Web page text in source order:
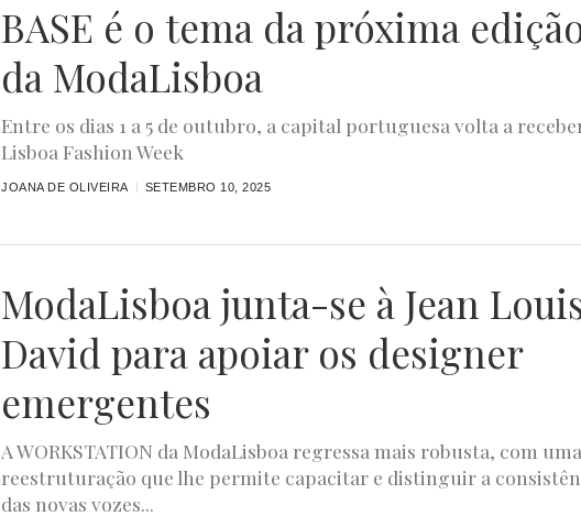
BASE é o tema da próxima
da ModaLisboa
Entre os dias 1 a 5 de outubro, a capital portuguesa volta a
Lisboa Fashion Week
JOANA DE OLIVEIRA SETEMBRO 10, 2025
ModaLisboa junta-se à Jean
David para apoiar os designer
emergentes
A WORKSTATION da ModaLisboa regressa mais robusta, com
reestruturação que lhe permite capacitar e distinguir a
das novas vozes...